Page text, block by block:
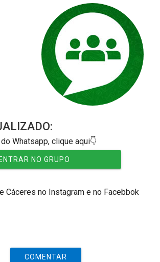
Whatsapp, clique aqui👇
ENTRAR NO GRUPO
Cáceres no Instagram e no Facebbok
COMENTAR